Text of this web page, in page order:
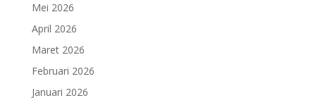
Mei 2026
April 2026
Maret 2026
Februari 2026
Januari 2026